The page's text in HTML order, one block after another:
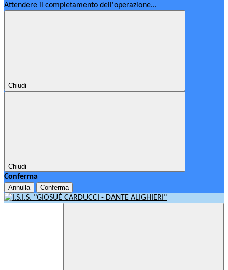
Attendere il completamento dell'operazione...
Chiudi
Chiudi
Conferma
Annulla Conferma